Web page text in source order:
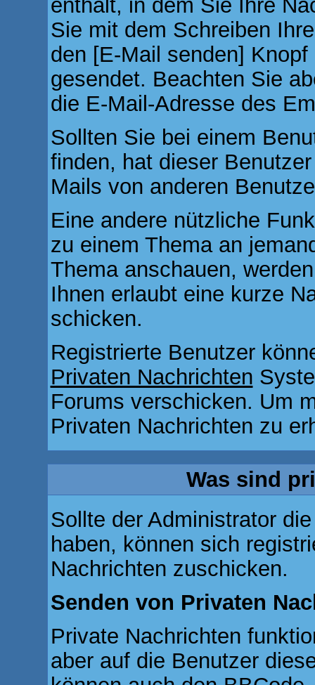
enthält, in dem Sie Ihre
Sie mit dem Schreiben
den [E-Mail senden]
gesendet. Beachten Sie
die E-Mail-Adresse des
Sollten Sie bei einem
finden, hat dieser
Mails von anderen
Eine andere nützliche
zu einem Thema an
Thema anschauen,
Ihnen erlaubt eine kurze
schicken.
Registrierte Benutzer
Privaten Nachrichten
Forums verschicken. Um
Privaten Nachrichten zu
Was sind
Sollte der Administrator
haben, können sich
Nachrichten zuschicken.
Senden von Privaten
Private Nachrichten
aber auf die Benutzer